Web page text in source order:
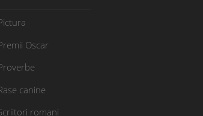
Oscar
canine
romani